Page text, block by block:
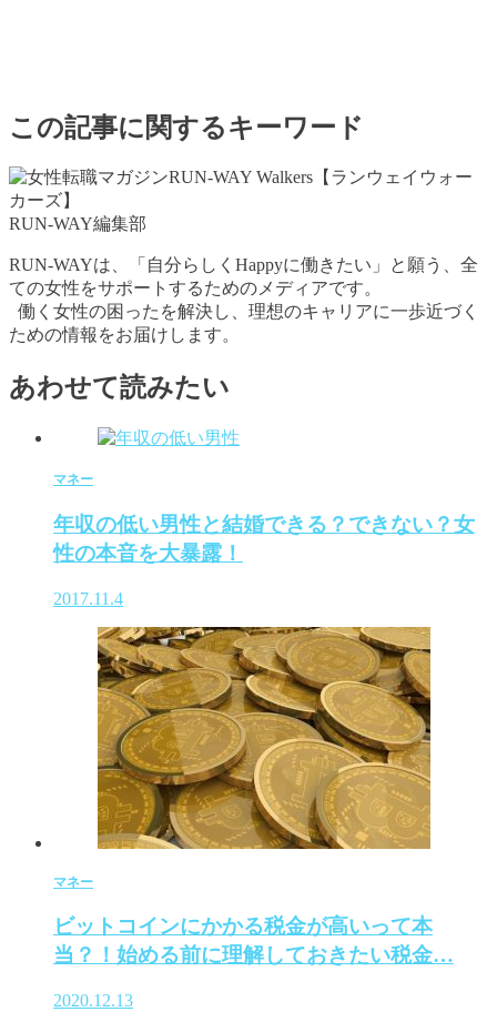
この記事に関するキーワード
RUN-WAY編集部
RUN-WAYは、「自分らしくHappyに働きたい」と願う、全
ての女性をサポートするためのメディアです。
働く女性の困ったを解決し、理想のキャリアに一歩近づく
ための情報をお届けします。
あわせて読みたい
マネー
年収の低い男性と結婚できる？できない？女
性の本音を大暴露！
2017.11.4
マネー
ビットコインにかかる税金が高いって本
当？！始める前に理解しておきたい税金…
2020.12.13